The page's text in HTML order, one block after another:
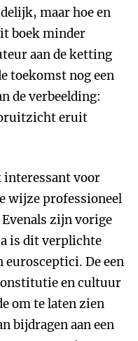
maar hoe en
boek minder
aan de ketting
toekomst nog een
de verbeelding:
eruit
interessant voor
wijze professioneel
zijn vorige
is dit verplichte
De een
en cultuur
om te laten zien
bijdragen aan een